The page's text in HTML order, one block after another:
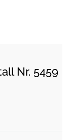
Nr. 5459